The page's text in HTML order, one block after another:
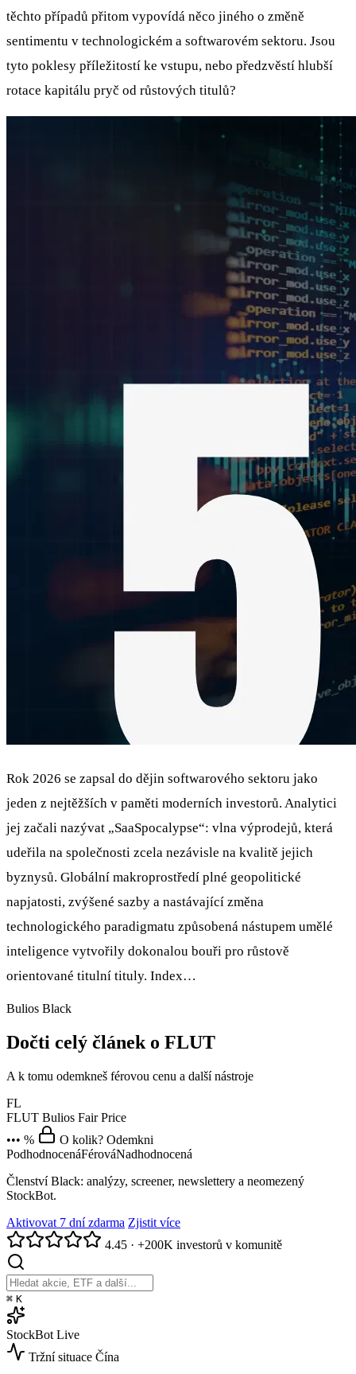
těchto případů přitom vypovídá něco jiného o změně
sentimentu v technologickém a softwarovém sektoru. Jsou
tyto poklesy příležitostí ke vstupu, nebo předzvěstí hlubší
rotace kapitálu pryč od růstových titulů?
Rok 2026 se zapsal do dějin softwarového sektoru jako
jeden z nejtěžších v paměti moderních investorů. Analytici
jej začali nazývat „SaaSpocalypse“: vlna výprodejů, která
udeřila na společnosti zcela nezávisle na kvalitě jejich
byznysů. Globální makroprostředí plné geopolitické
napjatosti, zvýšené sazby a nastávající změna
technologického paradigmatu způsobená nástupem umělé
inteligence vytvořily dokonalou bouři pro růstově
orientované titulní tituly. Index…
Bulios Black
Dočti celý článek o FLUT
A k tomu odemkneš férovou cenu a další nástroje
FL
FLUT Bulios Fair Price
••• %
O kolik? Odemkni
PodhodnocenáFérováNadhodnocená
Členství Black: analýzy, screener, newslettery a neomezený
StockBot.
Aktivovat 7 dní zdarma Zjistit více
4.45 · +200K investorů v komunitě
⌘ K
StockBot Live
Tržní situace Čína